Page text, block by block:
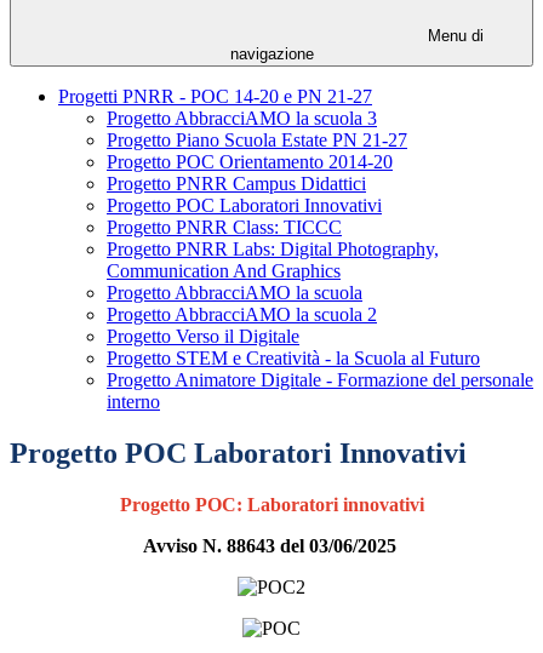
Menu di
navigazione
Progetti PNRR - POC 14-20 e PN 21-27
Progetto AbbracciAMO la scuola 3
Progetto Piano Scuola Estate PN 21-27
Progetto POC Orientamento 2014-20
Progetto PNRR Campus Didattici
Progetto POC Laboratori Innovativi
Progetto PNRR Class: TICCC
Progetto PNRR Labs: Digital Photography,
Communication And Graphics
Progetto AbbracciAMO la scuola
Progetto AbbracciAMO la scuola 2
Progetto Verso il Digitale
Progetto STEM e Creatività - la Scuola al Futuro
Progetto Animatore Digitale - Formazione del personale
interno
Progetto POC Laboratori Innovativi
Progetto POC: Laboratori innovativi
Avviso N. 88643 del 03/06/2025